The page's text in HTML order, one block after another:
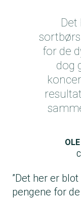
Det
for de
dog
”Det her er
pengene for